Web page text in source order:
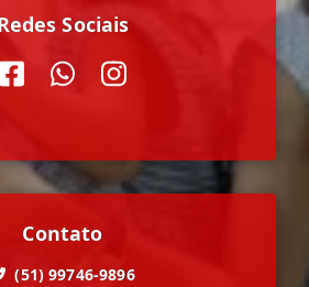
Sociais
Contato
(51) 99746-9896